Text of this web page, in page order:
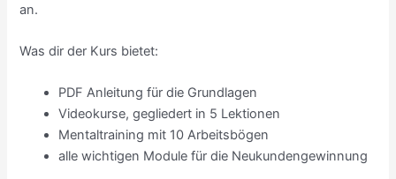
an.
Was dir der Kurs bietet:
PDF Anleitung für die Grundlagen
Videokurse, gegliedert in 5 Lektionen
Mentaltraining mit 10 Arbeitsbögen
alle wichtigen Module für die Neukundengewinnung